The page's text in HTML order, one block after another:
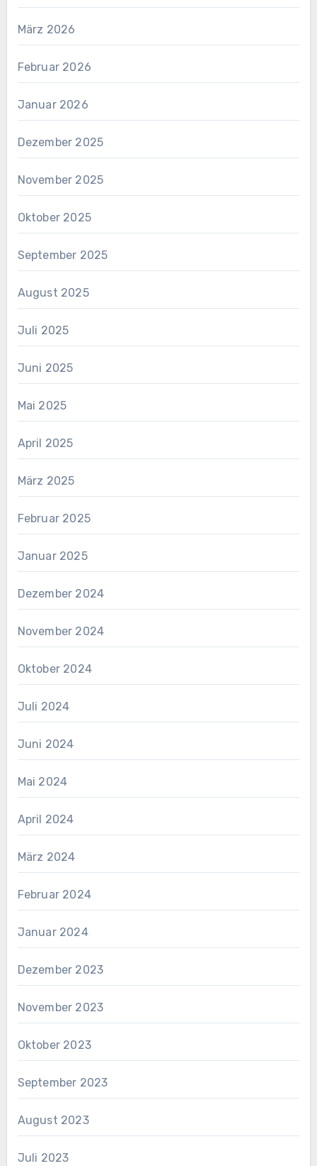
März 2026
Februar 2026
Januar 2026
Dezember 2025
November 2025
Oktober 2025
September 2025
August 2025
Juli 2025
Juni 2025
Mai 2025
April 2025
März 2025
Februar 2025
Januar 2025
Dezember 2024
November 2024
Oktober 2024
Juli 2024
Juni 2024
Mai 2024
April 2024
März 2024
Februar 2024
Januar 2024
Dezember 2023
November 2023
Oktober 2023
September 2023
August 2023
Juli 2023